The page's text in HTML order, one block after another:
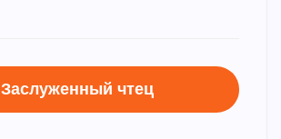
Заслуженный чтец